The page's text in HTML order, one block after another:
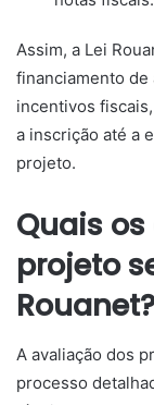
Assim, a Lei
financiamento
incentivos
a inscrição até a
projeto.
Quais
projeto
A avaliação dos
processo